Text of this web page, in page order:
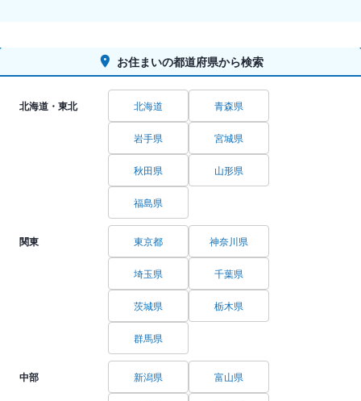
お住まいの都道府県から検索
北海道・東北 北海道 青森県
岩手県 宮城県
秋田県 山形県
福島県
関東 東京都 神奈川県
埼玉県 千葉県
茨城県 栃木県
群馬県
中部 新潟県 富山県